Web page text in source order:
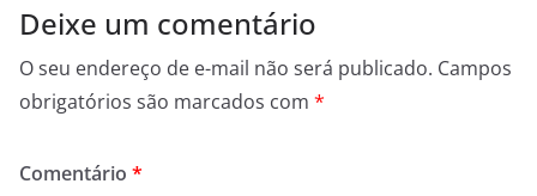
Deixe um comentário
O seu endereço de e-mail não será publicado. Campos
obrigatórios são marcados com *
Comentário *